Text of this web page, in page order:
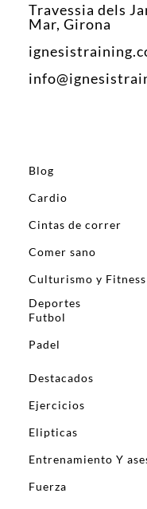
Travessia dels
Mar, Girona
Blog
Cardio
Cintas de correr
Comer sano
Culturismo y Fitness
Deportes
Futbol
Padel
Destacados
Ejercicios
Elipticas
Entrenamiento Y
Fuerza